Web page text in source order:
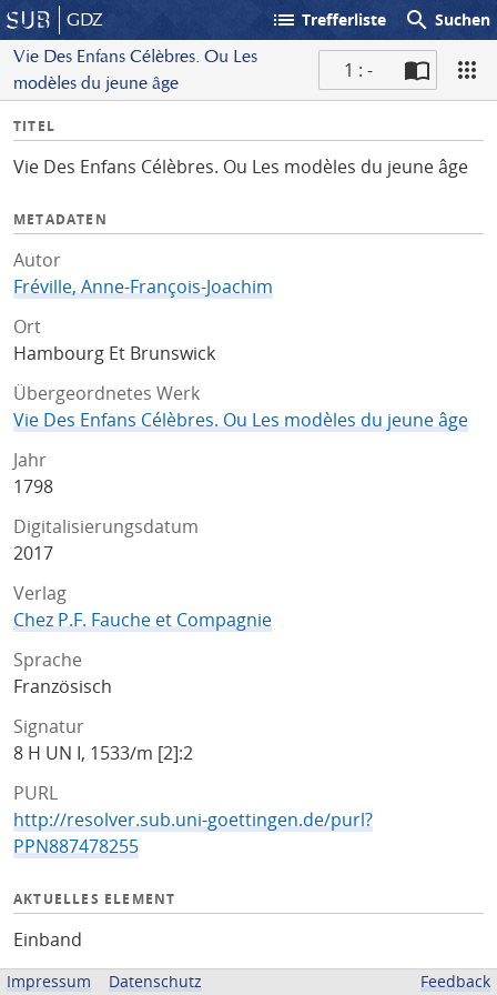
GDZ list Trefferliste search Suchen
Vie Des Enfans Célèbres. Ou Les
modèles du jeune âge
1 : -
I
f
TITEL
Vie Des Enfans Célèbres. Ou Les modèles du jeune âge
METADATEN
Autor
Fréville, Anne-François-Joachim
Ort
Hambourg Et Brunswick
Übergeordnetes Werk
Vie Des Enfans Célèbres. Ou Les modèles du jeune âge
Jahr
1798
Digitalisierungsdatum
2017
Verlag
Chez P.F. Fauche et Compagnie
Sprache
Französisch
Signatur
8 H UN I, 1533/m [2]:2
PURL
http://resolver.sub.uni-goettingen.de/purl?
PPN887478255
AKTUELLES ELEMENT
Einband
Impressum Datenschutz Feedback